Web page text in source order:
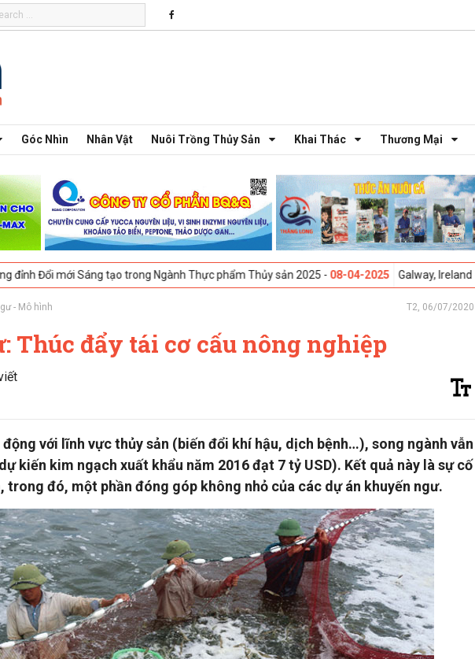
Góc Nhìn Nhân Vật Nuôi Trồng Thủy Sản Khai Thác Thương Mại
tạo trong Ngành Thực phẩm Thủy sản 2025 -08-04-2025 Galway, Ireland - Hội thảo
- Mô hình T2, 06/07/2020
Thúc đẩy tái cơ cấu nông nghiệp
động với lĩnh vực thủy sản (biến đổi khí hậu, dịch bệnh…), song ngành vẫn
kiến kim ngạch xuất khẩu năm 2016 đạt 7 tỷ USD). Kết quả này là sự cố
trong đó, một phần đóng góp không nhỏ của các dự án khuyến ngư.